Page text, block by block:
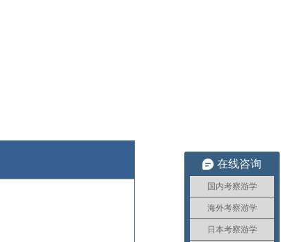
在线咨询
国内考察游学
海外考察游学
日本考察游学